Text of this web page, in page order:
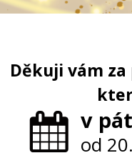
Děkuji vám
v
od